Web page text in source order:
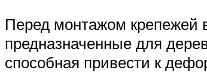
Перед монтажом крепежей
предназначенные для
способная привести к